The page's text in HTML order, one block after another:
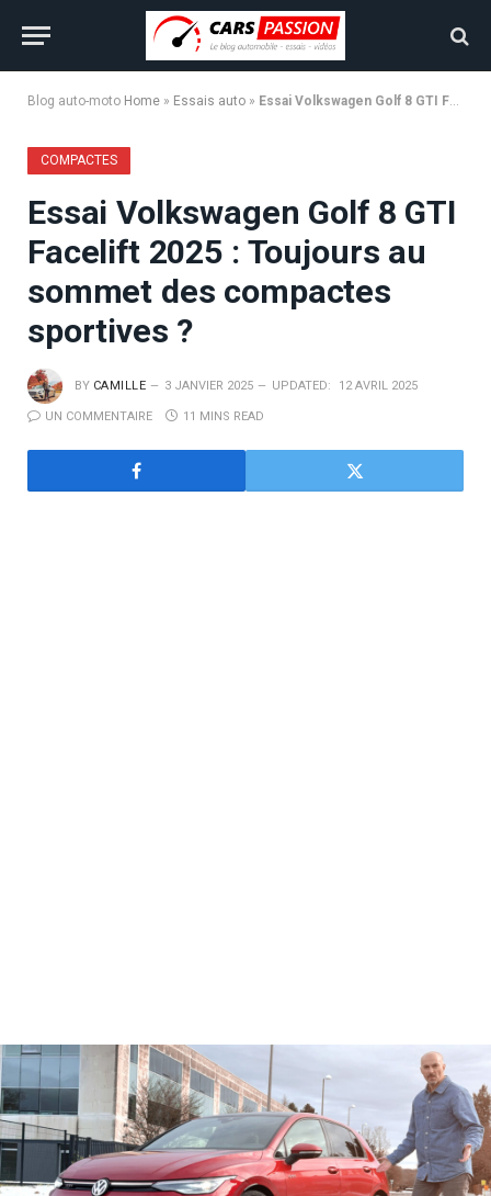
Blog auto-moto Home » Essais auto » Essai Volkswagen Golf 8 GTI Facelift 2025 : Toujours au sommet des compactes sportives ?
COMPACTES
Essai Volkswagen Golf 8 GTI
Facelift 2025 : Toujours au
sommet des compactes
sportives ?
BY CAMILLE 3 JANVIER 2025 UPDATED: 12 AVRIL 2025
UN COMMENTAIRE 11 MINS READ